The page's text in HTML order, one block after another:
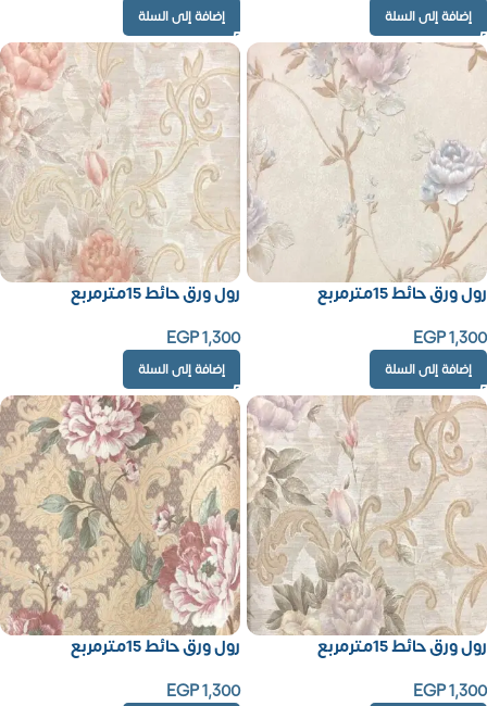
إضافة إلى السلة إضافة إلى السلة
رول ورق حائط 15مترمربع
EGP1,300
إضافة إلى السلة
رول ورق حائط 15مترمربع
EGP1,300
إضافة إلى السلة
رول ورق حائط 15مترمربع
EGP1,300
رول ورق حائط 15مترمربع
EGP1,300